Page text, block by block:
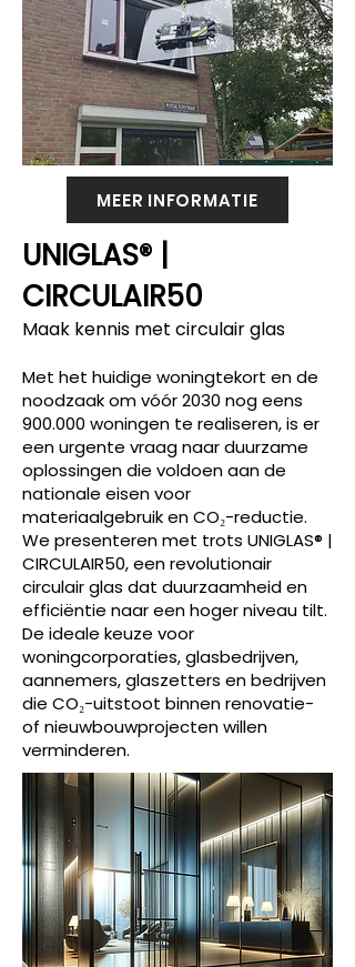
MEER INFORMATIE
UNIGLAS® |
CIRCULAIR50
Maak kennis met circulair glas
Met het huidige woningtekort en de
noodzaak om vóór 2030 nog eens
900.000 woningen te realiseren, is er
een urgente vraag naar duurzame
oplossingen die voldoen aan de
nationale eisen voor
materiaalgebruik en CO₂-reductie.
We presenteren met trots UNIGLAS® |
CIRCULAIR50, een revolutionair
circulair glas dat duurzaamheid en
efficiëntie naar een hoger niveau tilt.
De ideale keuze voor
woningcorporaties, glasbedrijven,
aannemers, glaszetters en bedrijven
die CO₂-uitstoot binnen renovatie-
of nieuwbouwprojecten willen
verminderen.